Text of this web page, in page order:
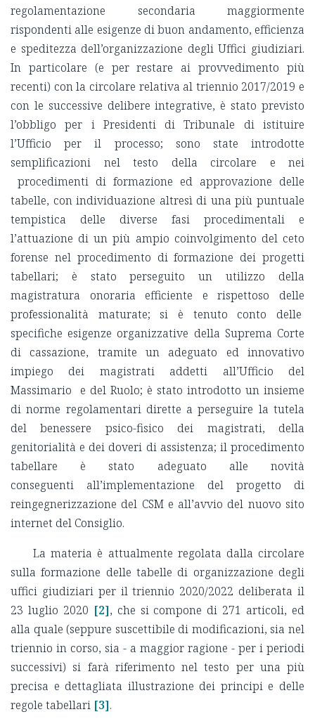
regolamentazione secondaria maggiormente
rispondenti alle esigenze di buon andamento, efficienza
e speditezza dell’organizzazione degli Uffici giudiziari.
In particolare (e per restare ai provvedimento più
recenti) con la circolare relativa al triennio 2017/2019 e
con le successive delibere integrative, è stato previsto
l’obbligo per i Presidenti di Tribunale di istituire
l’Ufficio per il processo; sono state introdotte
semplificazioni nel testo della circolare e nei
procedimenti di formazione ed approvazione delle
tabelle, con individuazione altresì di una più puntuale
tempistica delle diverse fasi procedimentali e
l’attuazione di un più ampio coinvolgimento del ceto
forense nel procedimento di formazione dei progetti
tabellari; è stato perseguito un utilizzo della
magistratura onoraria efficiente e rispettoso delle
professionalità maturate; si è tenuto conto delle
specifiche esigenze organizzative della Suprema Corte
di cassazione, tramite un adeguato ed innovativo
impiego dei magistrati addetti all’Ufficio del
Massimario e del Ruolo; è stato introdotto un insieme
di norme regolamentari dirette a perseguire la tutela
del benessere psico-fisico dei magistrati, della
genitorialità e dei doveri di assistenza; il procedimento
tabellare è stato adeguato alle novità
conseguenti all’implementazione del progetto di
reingegnerizzazione del CSM e all’avvio del nuovo sito
internet del Consiglio.
La materia è attualmente regolata dalla circolare
sulla formazione delle tabelle di organizzazione degli
uffici giudiziari per il triennio 2020/2022 deliberata il
23 luglio 2020 [2], che si compone di 271 articoli, ed
alla quale (seppure suscettibile di modificazioni, sia nel
triennio in corso, sia - a maggior ragione - per i periodi
successivi) si farà riferimento nel testo per una più
precisa e dettagliata illustrazione dei principi e delle
regole tabellari [3].